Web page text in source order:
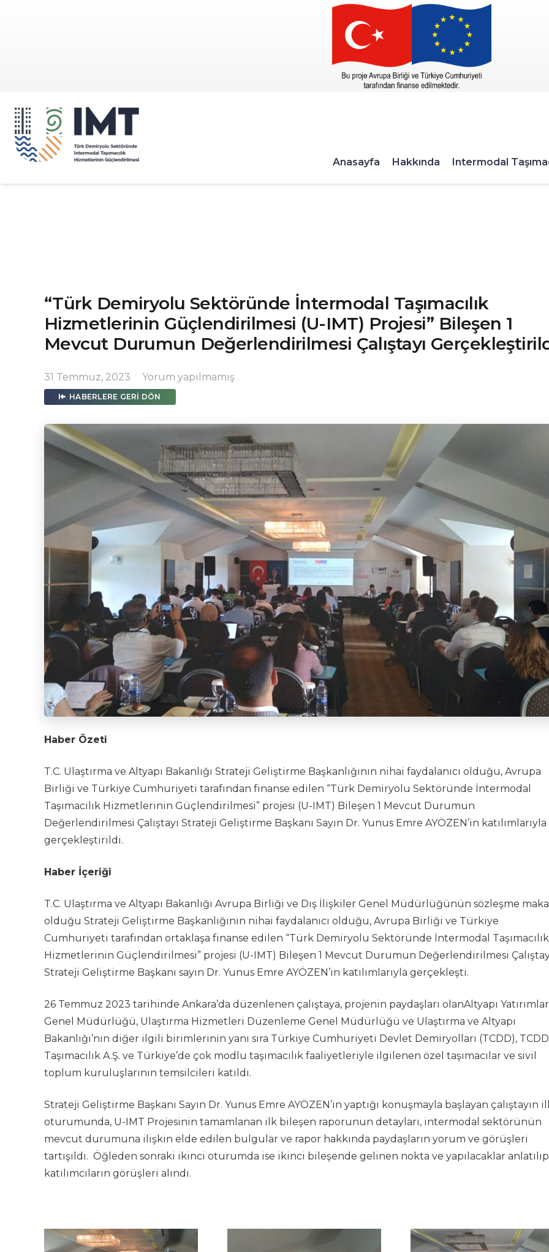
Anasayfa Hakkında Intermodal
“Türk Demiryolu Sektöründe İntermodal Taşımacılık
Hizmetlerinin Güçlendirilmesi (U-IMT) Projesi” Bileşen 1
Mevcut Durumun Değerlendirilmesi Çalıştayı
31 Temmuz, 2023 Yorum yapılmamış
HABERLERE GERI DÖN
Haber Özeti
T.C. Ulaştırma ve Altyapı Bakanlığı Strateji Geliştirme Başkanlığının nihai faydalanıcı olduğu, Avrupa
Birliği ve Türkiye Cumhuriyeti tarafından finanse edilen “Türk Demiryolu Sektöründe İntermodal
Taşımacılık Hizmetlerinin Güçlendirilmesi” projesi (U-IMT) Bileşen 1 Mevcut Durumun
Değerlendirilmesi Çalıştayı Strateji Geliştirme Başkanı Sayın Dr. Yunus Emre AYÖZEN’in katılımlarıyla
gerçekleştirildi.
Haber İçeriği
T.C. Ulaştırma ve Altyapı Bakanlığı Avrupa Birliği ve Dış İlişkiler Genel Müdürlüğünün sözleşme
olduğu Strateji Geliştirme Başkanlığının nihai faydalanıcı olduğu, Avrupa Birliği ve Türkiye
Cumhuriyeti tarafından ortaklaşa finanse edilen “Türk Demiryolu Sektöründe İntermodal Taşımacılık
Hizmetlerinin Güçlendirilmesi” projesi (U-IMT) Bileşen 1 Mevcut Durumun Değerlendirilmesi
Strateji Geliştirme Başkanı sayın Dr. Yunus Emre AYÖZEN’in katılımlarıyla gerçekleşti.
26 Temmuz 2023 tarihinde Ankara’da düzenlenen çalıştaya, projenin paydaşları olanAltyapı
Genel Müdürlüğü, Ulaştırma Hizmetleri Düzenleme Genel Müdürlüğü ve Ulaştırma ve Altyapı
Bakanlığı’nın diğer ilgili birimlerinin yanı sıra Türkiye Cumhuriyeti Devlet Demiryolları (TCDD), TCDD
Taşımacılık A.Ş. ve Türkiye’de çok modlu taşımacılık faaliyetleriyle ilgilenen özel taşımacılar ve sivil
toplum kuruluşlarının temsilcileri katıldı.
Strateji Geliştirme Başkanı Sayın Dr. Yunus Emre AYÖZEN’in yaptığı konuşmayla başlayan çalıştayın
oturumunda, U-IMT Projesinin tamamlanan ilk bileşen raporunun detayları, intermodal sektörünün
mevcut durumuna ilişkin elde edilen bulgular ve rapor hakkında paydaşların yorum ve görüşleri
tartışıldı. Öğleden sonraki ikinci oturumda ise ikinci bileşende gelinen nokta ve yapılacaklar anlatılıp
katılımcıların görüşleri alındı.